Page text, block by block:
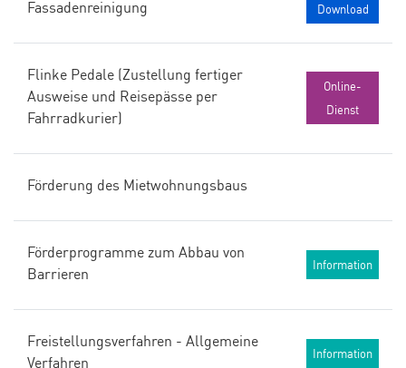
Fassadenreinigung Download
Flinke Pedale (Zustellung fertiger
Ausweise und Reisepässe per
Fahrradkurier)
Online-
Dienst
Förderung des Mietwohnungsbaus
Förderprogramme zum Abbau von
Barrieren
Information
Freistellungsverfahren - Allgemeine
Verfahren
Information